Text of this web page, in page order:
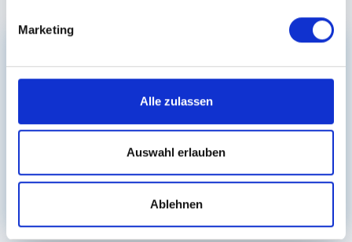
Marketing
Alle zulassen
Auswahl erlauben
Ablehnen
Bis zu € 4.000 netto MTRA (m/w/d) Work &